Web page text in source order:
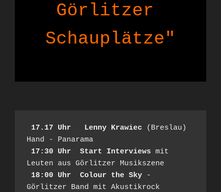
Görlitzer
Schauplätze"
17.17 Uhr Lenny Krawiec (Breslau)
Hand - Panarama
17:30 Uhr  Start Interviews mit
18:00 Uhr  Colour the Sky -
Görlitzer Band mit Akustikrock